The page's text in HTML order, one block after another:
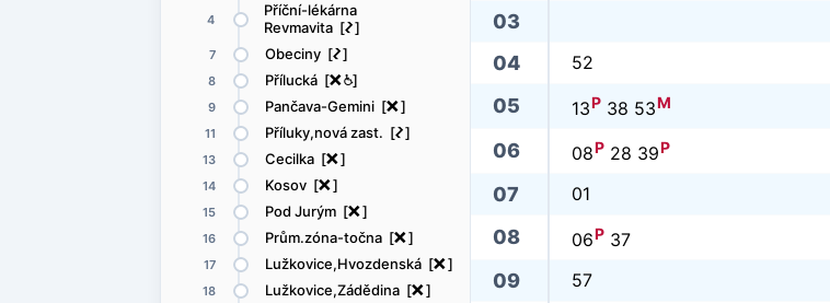
4
Příční-lékárna
Revmavita [ó]
7 Obeciny [ó]
8 Přílucká [ë@]
9 Pančava-Gemini [ë]
11 Příluky,nová zast. [ó]
13 Cecilka [ë]
14 Kosov [ë]
15 Pod Jurým [ë]
16 Prům.zóna-točna [ë]
17 Lužkovice,Hvozdenská [ë]
18 Lužkovice,Zádědina [ë]
03
04
52
05 13P 38 53M
06 08P 28 39P
07 01
08 06P 37
09 57